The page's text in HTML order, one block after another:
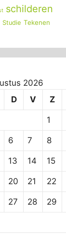
schilderen
Studie Tekenen
2026
D V Z
1
6 7 8
13 14 15
20 21 22
27 28 29